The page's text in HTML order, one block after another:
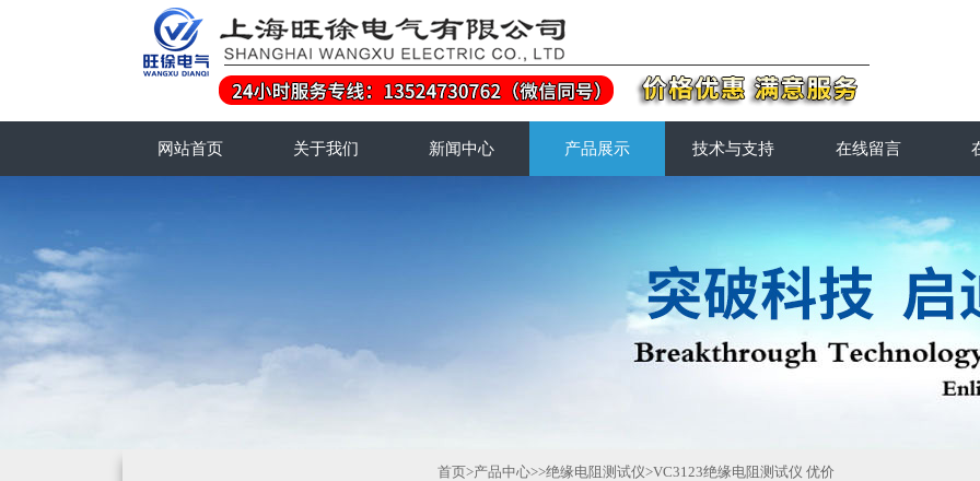
网站首页 关于我们 新闻中心 产品展示 技术与支持 在线留言
首页>产品中心>>绝缘电阻测试仪>VC3123绝缘电阻测试仪 优价